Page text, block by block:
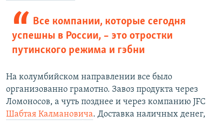
Все компании, которые сегодня
успешны в России, –​ это отростки
путинского режима и гэбни
На колумбийском направлении все было
организованно грамотно. Завоз продукта через
Ломоносов, а чуть позднее и через компанию JFC
Шабтая Калмановича. Доставка наличных денег,